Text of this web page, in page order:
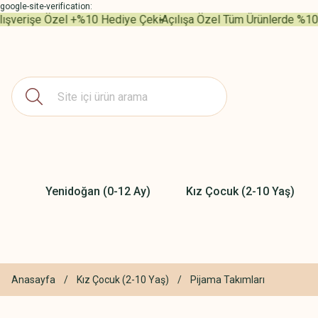
google-site-verification:
Özel +%10 Hediye ÇekiAçılışa Özel Tüm Ürünlerde %10
Yenidoğan (0-12 Ay) Kız Çocuk (2-10 Yaş)
Anasayfa Kız Çocuk (2-10 Yaş) Pijama Takımları